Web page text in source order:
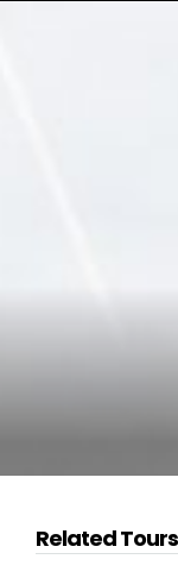
Related Tours